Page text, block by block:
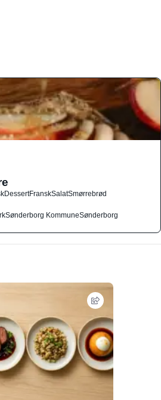
DessertFranskSalatSmørrebrød
Sønderborg KommuneSønderborg